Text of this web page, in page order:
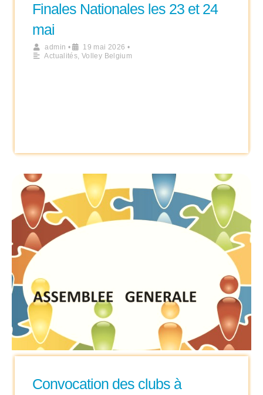
Finales Nationales les 23 et 24
mai
admin • 19 mai 2026 •
Actualités, Volley Belgium
Convocation des clubs à